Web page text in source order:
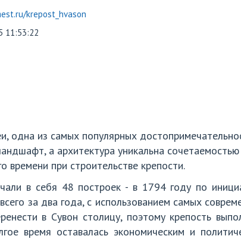
krepost_hvason
11:53:22
одна из самых популярных
а архитектура уникальна сочетаемостью
времени при строительстве крепости.
в себя 48 построек - в 1794 году по
за два года, с использованием самых
в Сувон столицу, поэтому крепость
время оставалась экономическим и